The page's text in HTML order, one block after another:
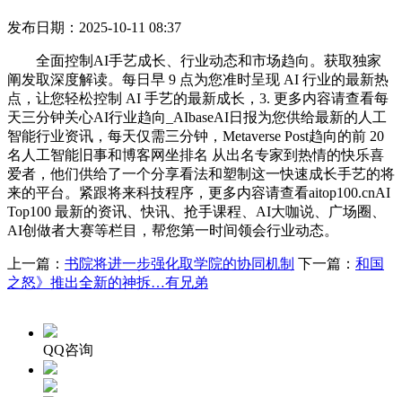
发布日期：2025-10-11 08:37
全面控制AI手艺成长、行业动态和市场趋向。获取独家
阐发取深度解读。每日早 9 点为您准时呈现 AI 行业的最新热
点，让您轻松控制 AI 手艺的最新成长，3. 更多内容请查看每
天三分钟关心AI行业趋向_AIbaseAI日报为您供给最新的人工
智能行业资讯，每天仅需三分钟，Metaverse Post趋向的前 20
名人工智能旧事和博客网坐排名 从出名专家到热情的快乐喜
爱者，他们供给了一个分享看法和塑制这一快速成长手艺的将
来的平台。紧跟将来科技程序，更多内容请查看aitop100.cnAI
Top100 最新的资讯、快讯、抢手课程、AI大咖说、广场圈、
AI创做者大赛等栏目，帮您第一时间领会行业动态。
上一篇： 书院将进一步强化取学院的协同机制 下一篇： 和国
之怒》推出全新的神拆…有兄弟
QQ咨询